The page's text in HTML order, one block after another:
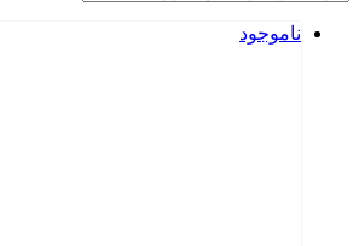
ناموجود